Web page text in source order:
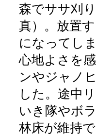
森でササ刈
真）。放置
になってし
心地よさを
ンやジャノ
した。途中
いき隊やボ
林床が維持